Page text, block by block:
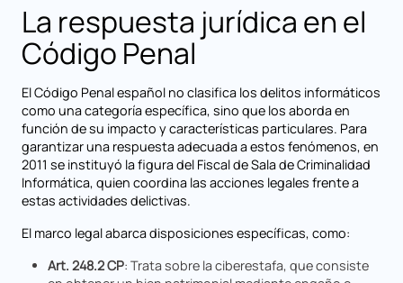
La respuesta jurídica en el
Código Penal
El Código Penal español no clasifica los delitos informáticos
como una categoría específica, sino que los aborda en
función de su impacto y características particulares. Para
garantizar una respuesta adecuada a estos fenómenos, en
2011 se instituyó la figura del Fiscal de Sala de Criminalidad
Informática, quien coordina las acciones legales frente a
estas actividades delictivas.
El marco legal abarca disposiciones específicas, como:
Art. 248.2 CP: Trata sobre la ciberestafa, que consiste